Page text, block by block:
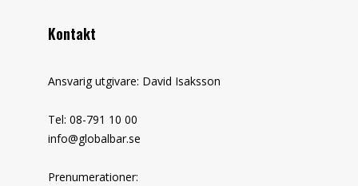
Kontakt
Ansvarig utgivare: David Isaksson
Tel: 08-791 10 00
info@globalbar.se
Prenumerationer: